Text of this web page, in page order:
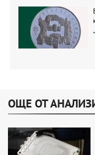
ОЩЕ ОТ